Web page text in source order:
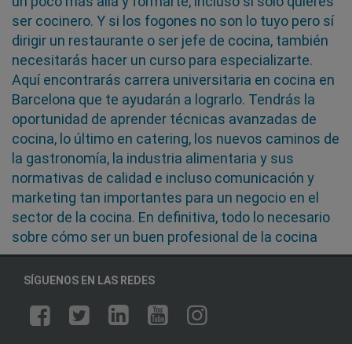
ser cocinero. Y si los fogones no son lo tuyo pero sí
dirigir un restaurante o ser jefe de cocina, también
necesitarás hacer un curso para especializarte.
Aquí encontrarás carrera universitaria en cocina en
Barcelona que te ayudarán a lograrlo. Tendrás la
oportunidad de aprender técnicas avanzadas de
cocina, lo último en catering, los nuevos caminos de
la gastronomía, la industria alimentaria y sus
normativas de calidad e incluso comunicación y
marketing tan importantes para un negocio en el
sector de la cocina. En definitiva, todo lo necesario
sobre cómo ser un buen profesional de la cocina
SÍGUENOS EN LAS REDES